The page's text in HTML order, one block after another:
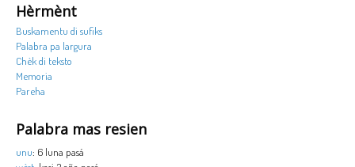
Hèrmènt
Buskamentu di sufiks
Palabra pa largura
Chèk di teksto
Memoria
Pareha
Palabra mas resien
unu: 6 luna pasá